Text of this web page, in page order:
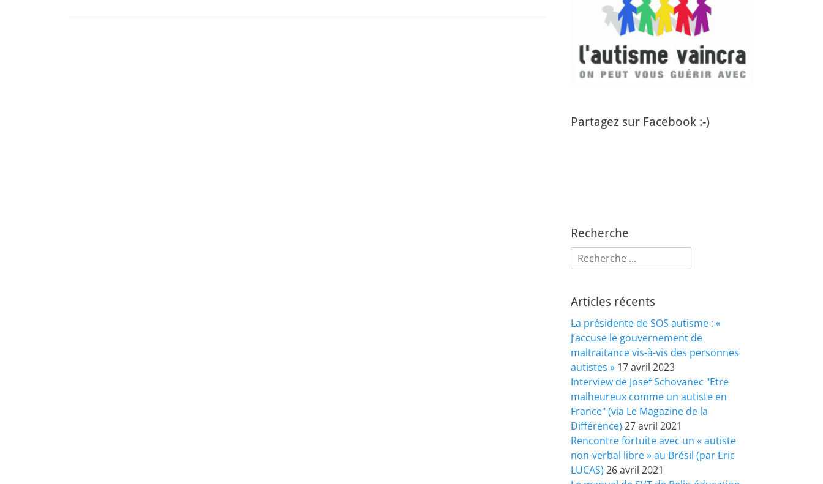
Partagez sur Facebook :-)
Recherche
Rechercher :
Articles récents
La présidente de SOS autisme : «
J’accuse le gouvernement de
maltraitance vis-à-vis des personnes
autistes » 17 avril 2023
Interview de Josef Schovanec "Etre
malheureux comme un autiste en
France" (via Le Magazine de la
Différence) 27 avril 2021
Rencontre fortuite avec un « autiste
non-verbal libre » au Brésil (par Eric
LUCAS) 26 avril 2021